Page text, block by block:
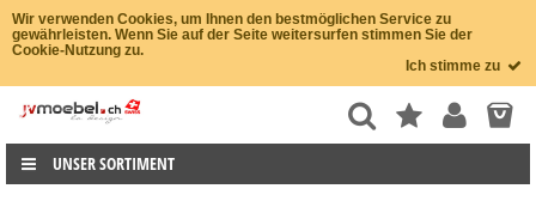
Wir verwenden Cookies, um Ihnen den bestmöglichen Service zu
gewährleisten. Wenn Sie auf der Seite weitersurfen stimmen Sie der
Cookie-Nutzung zu.
Ich stimme zu
UNSER SORTIMENT